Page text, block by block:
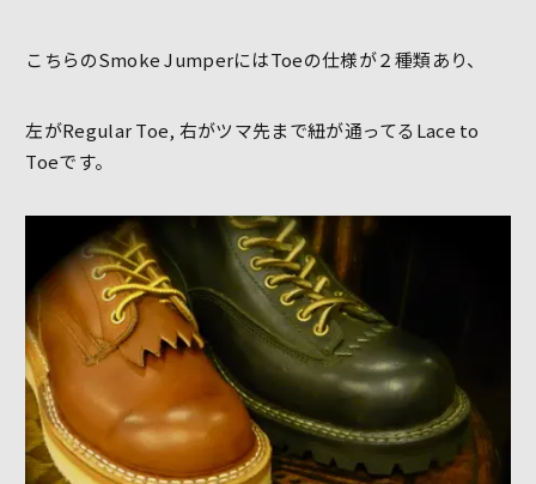
こちらのSmoke JumperにはToeの仕様が２種類あり、
左がRegular Toe, 右がツマ先まで紐が通ってるLace to
Toeです。